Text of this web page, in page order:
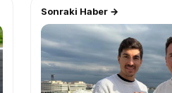
Sonraki Haber →